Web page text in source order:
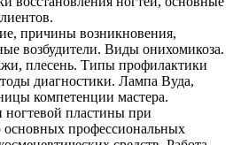
причины возникновения,
возбудители. Виды онихомикоза.
плесень. Типы профилактики
диагностики. Лампа Вуда,
компетенции мастера.
пластины при
основных профессиональных